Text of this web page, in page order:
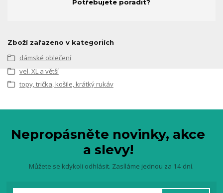
Potřebujete poradit?
Zboží zařazeno v kategoriích
dámské oblečení
vel. XL a větší
topy, trička, košile, krátký rukáv
Nepropásněte novinky, akce
a slevy!
Můžete se kdykoli odhlásit. Zasíláme jednou za 14 dní.